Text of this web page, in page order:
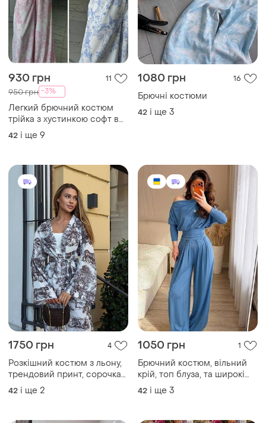
930 грн 11
950 грн -3%
Легкий брючний костюм
трійка з хустинкою софт в
квіточку літній жіночий
костюм сорочка широкі
рожевий оверсайз
42 і ще 9
1080 грн 16
Брючні костюми
42 і ще 3
1750 грн 4
Розкішний костюм з льону,
трендовий принт, сорочка
кімоно та широкі штани ,
брючний
42 і ще 2
1050 грн 1
Брючний костюм, вільний
крій, топ блуза, та широкі
штани кльош
42 і ще 3